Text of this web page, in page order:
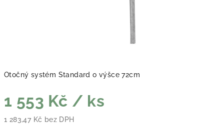
Otočný systém Standard o výšce 72cm
1 553 Kč / ks
1 283,47 Kč bez DPH